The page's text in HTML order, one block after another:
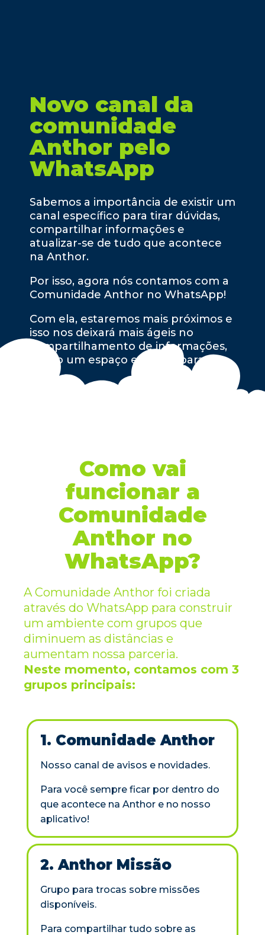
Novo canal da
comunidade
Anthor pelo
WhatsApp
Sabemos a importância de existir um
canal específico para tirar dúvidas,
compartilhar informações e
atualizar-se de tudo que acontece
na Anthor.
Por isso, agora nós contamos com a
Comunidade Anthor no WhatsApp!
Com ela, estaremos mais próximos e
isso nos deixará mais ágeis no
compartilhamento de informações,
tendo um espaço especial para te
ouvir!
Como vai
funcionar a
Comunidade
Anthor no
WhatsApp?
A Comunidade Anthor foi criada
através do WhatsApp para construir
um ambiente com grupos que
diminuem as distâncias e
aumentam nossa parceria.
Neste momento, contamos com 3
grupos principais:
1. Comunidade Anthor
Nosso canal de avisos e novidades.
Para você sempre ficar por dentro do
que acontece na Anthor e no nosso
aplicativo!
2. Anthor Missão
Grupo para trocas sobre missões
disponíveis.
Para compartilhar tudo sobre as